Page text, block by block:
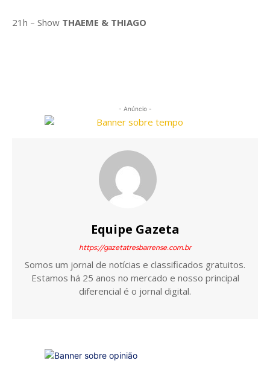
21h – Show THAEME & THIAGO
- Anúncio -
Equipe Gazeta
https://gazetatresbarrense.com.br
Somos um jornal de notícias e classificados gratuitos.
Estamos há 25 anos no mercado e nosso principal
diferencial é o jornal digital.